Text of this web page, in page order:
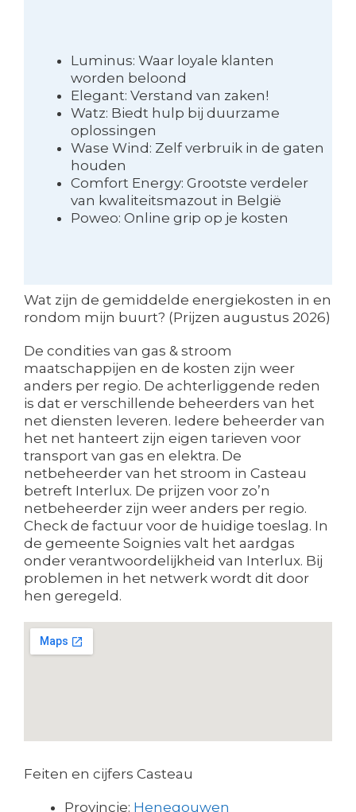
Luminus: Waar loyale klanten
worden beloond
Elegant: Verstand van zaken!
Watz: Biedt hulp bij duurzame
oplossingen
Wase Wind: Zelf verbruik in de gaten
houden
Comfort Energy: Grootste verdeler
van kwaliteitsmazout in België
Poweo: Online grip op je kosten
Wat zijn de gemiddelde energiekosten in en
rondom mijn buurt? (Prijzen augustus 2026)
De condities van gas & stroom
maatschappijen en de kosten zijn weer
anders per regio. De achterliggende reden
is dat er verschillende beheerders van het
net diensten leveren. Iedere beheerder van
het net hanteert zijn eigen tarieven voor
transport van gas en elektra. De
netbeheerder van het stroom in Casteau
betreft Interlux. De prijzen voor zo’n
netbeheerder zijn weer anders per regio.
Check de factuur voor de huidige toeslag. In
de gemeente Soignies valt het aardgas
onder verantwoordelijkheid van Interlux. Bij
problemen in het netwerk wordt dit door
hen geregeld.
Feiten en cijfers Casteau
Provincie: Henegouwen